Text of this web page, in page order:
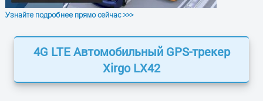
Узнайте подробнее прямо сейчас >>>
4G LTE Автомобильный GPS-трекер
Xirgo LX42
Функциональные возможности
Программируемая
логика
Поддержка скриптов (SDK)
Акселерометр (3 оси)